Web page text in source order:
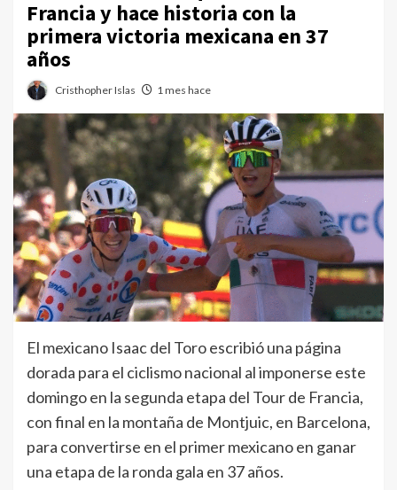
Francia y hace historia con la
primera victoria mexicana en 37
años
Cristhopher Islas 1 mes hace
El mexicano Isaac del Toro escribió una página
dorada para el ciclismo nacional al imponerse este
domingo en la segunda etapa del Tour de Francia,
con final en la montaña de Montjuic, en Barcelona,
para convertirse en el primer mexicano en ganar
una etapa de la ronda gala en 37 años.